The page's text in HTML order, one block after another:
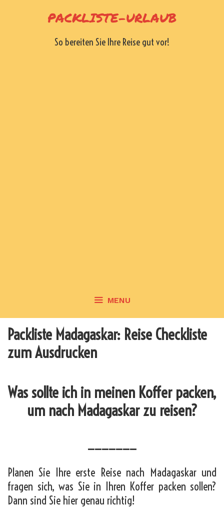
PACKLISTE-URLAUB
So bereiten Sie Ihre Reise gut vor!
MENU
Packliste Madagaskar: Reise Checkliste
zum Ausdrucken
Was sollte ich in meinen Koffer packen,
um nach Madagaskar zu reisen?
Planen Sie Ihre erste Reise nach Madagaskar und
fragen sich, was Sie in Ihren Koffer packen sollen?
Dann sind Sie hier genau richtig!